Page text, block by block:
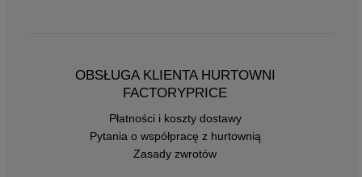
OBSŁUGA KLIENTA HURTOWNI
FACTORYPRICE
Płatności i koszty dostawy
Pytania o współpracę z hurtownią
Zasady zwrotów